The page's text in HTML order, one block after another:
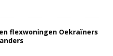
flexwoningen Oekraïners